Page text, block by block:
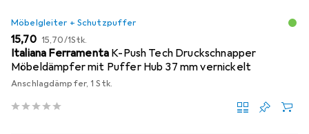
Möbelgleiter + Schutzpuffer
EUR
15,70 EUR
15,70/1Stk.
Italiana Ferramenta K-Push Tech Druckschnapper
Möbeldämpfer mit Puffer Hub 37 mm vernickelt
Anschlagdämpfer, 1 Stk.